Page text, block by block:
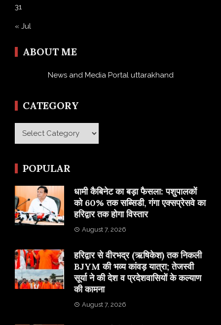
31
« Jul
ABOUT ME
News and Media Portal uttarakhand
CATEGORY
Category
POPULAR
​धामी कैबिनेट का बड़ा फैसला: पशुपालकों
को 60% तक सब्सिडी, गंगा एक्सप्रेसवे का
हरिद्वार तक होगा विस्तार
August 7, 2026
​हरिद्वार से वीरभद्र (ऋषिकेश) तक निकली
BJYM की भव्य कांवड़ यात्रा; तेजस्वी
सूर्या ने की देश व प्रदेशवासियों के कल्याण
की कामना
August 7, 2026